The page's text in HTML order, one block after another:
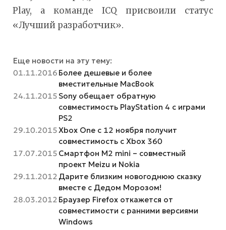
Play, а команде ICQ присвоили статус
«Лучший разработчик».
Еще новости на эту тему:
01.11.2016 Более дешевые и более
вместительные MacBook
24.11.2015 Sony обещает обратную
совместимость PlayStation 4 с играми
PS2
29.10.2015Xbox One с 12 ноября получит
совместимость с Xbox 360
17.07.2015 Смартфон M2 mini – совместный
проект Meizu и Nokia
29.11.2012 Дарите близким новогоднюю сказку
вместе с Дедом Морозом!
28.03.2012 Браузер Firefox откажется от
совместимости с ранними версиями
Windows